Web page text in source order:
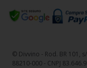
© Divvino - Rod. BR 101,
88210-000 - CNPJ